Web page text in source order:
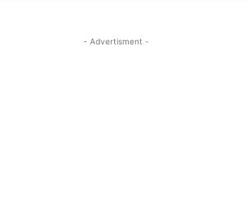
- Advertisment -